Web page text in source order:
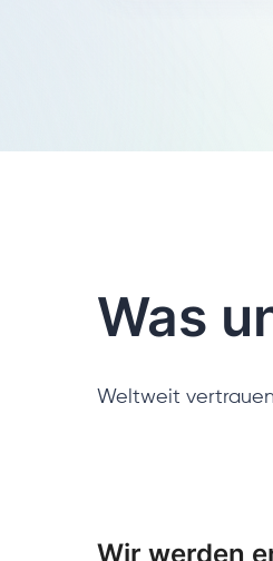
Was
Weltweit
Wir werden